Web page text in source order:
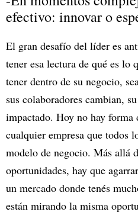
efectivo: innovar o
El gran desafío del líder es
tener esa lectura de qué es lo
tener dentro de su negocio,
sus colaboradores cambian,
impactado. Hoy no hay forma
cualquier empresa que todos
modelo de negocio. Más allá
oportunidades, hay que
un mercado donde tenés
están mirando la misma